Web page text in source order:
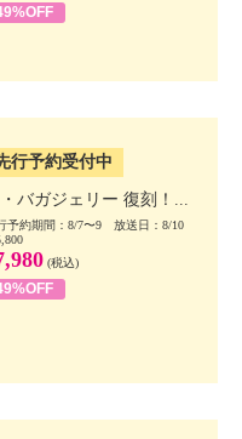
行予約受付中
バガジェリー 復刻！...
予約期間：8/7〜9 放送日：8/10
(税込)